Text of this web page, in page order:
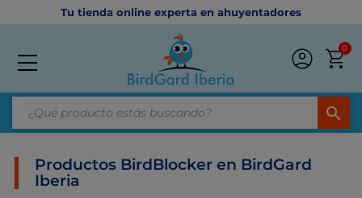
Tu tienda online experta en ahuyentadores
search
0
Productos BirdBlocker en BirdGard
Iberia